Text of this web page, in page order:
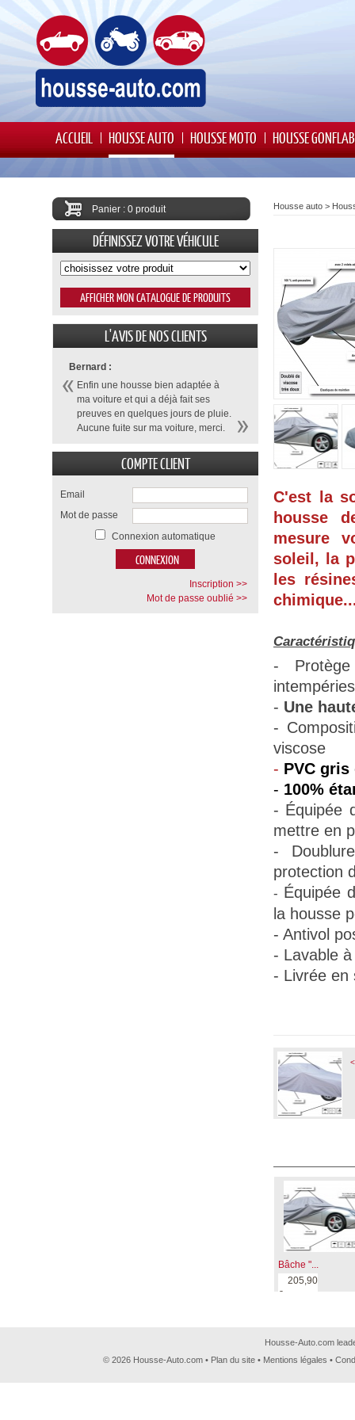
ACCUEIL HOUSSE AUTO HOUSSE MOTO HOUSSE
Housse auto >
C'est la
housse
mesure
soleil, la
les
-
- Une
-
viscose
- PVC gris
- 100%
- Équipée
mettre en
-
protection
- Équipée
la housse
- Antivol
- Lavable
- Livrée en
Bâche "...
205,90
€
Panier : 0 produit
DÉFINISSEZ VOTRE VÉHICULE
L'AVIS DE NOS CLIENTS
Bernard :
Enfin une housse bien adaptée à
ma voiture et qui a déjà fait ses
preuves en quelques jours de pluie.
Aucune fuite sur ma voiture, merci.
COMPTE CLIENT
Email
Mot de passe
Connexion automatique
Inscription >>
Mot de passe oublié >>
Housse-Auto.com
© 2026 Housse-Auto.com • Plan du site • Mentions légales •